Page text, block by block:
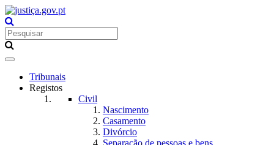
Toggle
navigationTribunais
Registos
Civil
Nascimento
Casamento
Divórcio
Separação de pessoas e bens